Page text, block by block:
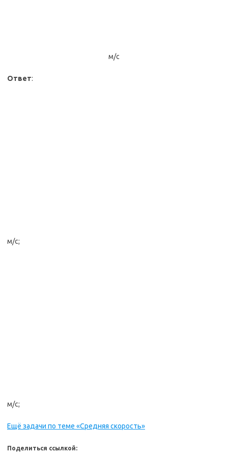
м/с
Ответ:
м/с;
м/с;
Ещё задачи по теме «Средняя скорость»
Поделиться ссылкой: